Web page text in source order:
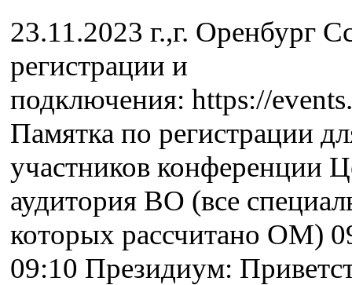
23.11.2023 г.,г. Оренбург
регистрации и
подключения: https://
Памятка по регистрации
участников конференции
аудитория ВО (все
которых рассчитано ОМ)
09:10 Президиум: